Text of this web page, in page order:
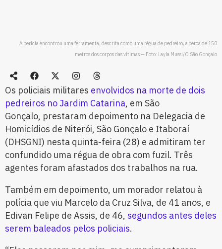
A perícia encontrou uma ferramenta, descrita como uma régua de pedreiro, a cerca de 150
metros dos corpos das vítimas — Foto: Layla Mussi/O São Gonçalo
Os policiais militares envolvidos na morte de dois
pedreiros no Jardim Catarina, em São
Gonçalo, prestaram depoimento na Delegacia de
Homicídios de Niterói, São Gonçalo e Itaboraí
(DHSGNI) nesta quinta-feira (28) e admitiram ter
confundido uma régua de obra com fuzil. Três
agentes foram afastados dos trabalhos na rua.
Também em depoimento, um morador relatou à
polícia que viu Marcelo da Cruz Silva, de 41 anos, e
Edivan Felipe de Assis, de 46, segundos antes deles
serem baleados pelos policiais.